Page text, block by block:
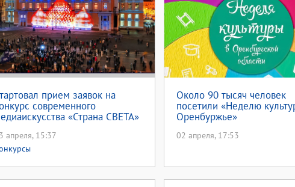
прием заявок на
современного
«Страна СВЕТА»
апреля, 15:37
Около 90 тысяч человек
посетили «Неделю
Оренбуржье»
02 апреля, 17:53